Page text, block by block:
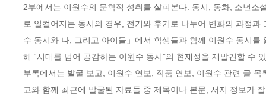
2부에서는 이원수의 문학적 성취를 살펴본다. 동시, 동화, 소년
로 일컬어지는 동시의 경우, 전기와 후기로 나누어 변화의 과정
수 동시와 나, 그리고 아이들」에서 학생들과 함께 이원수 동시
해 “시대를 넘어 공감하는 이원수 동시”의 현재성을 재발견할 수
부록에서는 발굴 보고, 이원수 연보, 작품 연보, 이원수 관련 글
고와 함께 최근에 발굴된 자료들 중 제목이나 본문, 서지 정보가